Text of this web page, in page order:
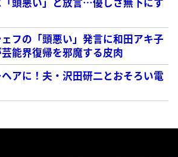
フの「頭悪い」発言に和田アキ子
能界復帰を邪魔する皮肉
アに！夫・沢田研二とおそろい電